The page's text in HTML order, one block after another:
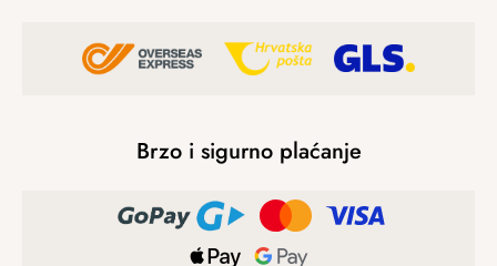
Brzo i sigurno plaćanje